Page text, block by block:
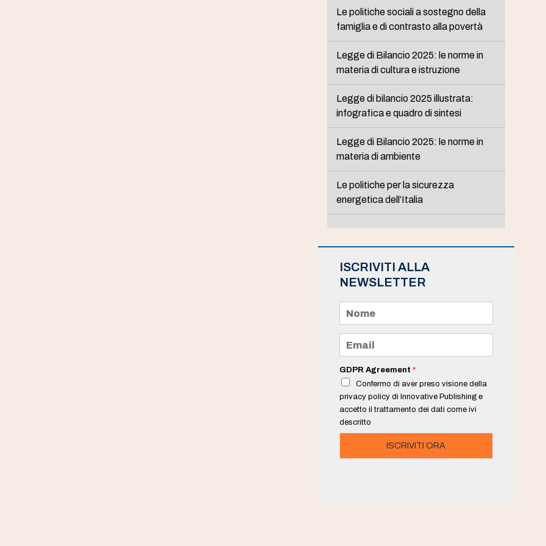
Le politiche sociali a sostegno della
famiglia e di contrasto alla povertà
Legge di Bilancio 2025: le norme in
materia di cultura e istruzione
Legge di bilancio 2025 illustrata:
infografica e quadro di sintesi
Legge di Bilancio 2025: le norme in
materia di ambiente
Le politiche per la sicurezza
energetica dell’Italia
ISCRIVITI ALLA
NEWSLETTER
m
e
a
i
*
GDPR Agreement *
Confermo di aver preso visione della
privacy policy di Innovative Publishing e
accetto il trattamento dei dati come ivi
descritto
ISCRIVITI ORA